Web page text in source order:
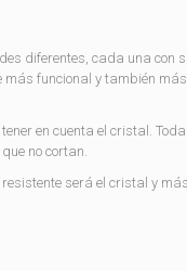
diferentes, cada una con
más funcional y también más
en cuenta el cristal.
no cortan.
será el cristal y